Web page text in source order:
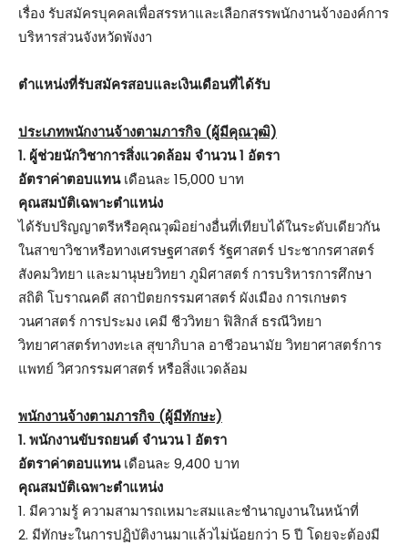
เรื่อง รับสมัครบุคคลเพื่อสรรหาและเลือกสรรพนักงานจ้างองค์การ
บริหารส่วนจังหวัดพังงา
ตําแหน่งที่รับสมัครสอบและเงินเดือนที่ได้รับ
ประเภทพนักงานจ้างตามภารกิจ (ผู้มีคุณวุฒิ)
1. ผู้ช่วยนักวิชาการสิ่งแวดล้อม จำนวน 1 อัตรา
อัตราค่าตอบแทนเดือนละ 15,000 บาท
คุณสมบัติเฉพาะตำแหน่ง
ได้รับปริญญาตรีหรือคุณวุฒิอย่างอื่นที่เทียบได้ในระดับเดียวกัน
ในสาขาวิชาหรือทางเศรษฐศาสตร์ รัฐศาสตร์ ประชากรศาสตร์
สังคมวิทยา และมานุษยวิทยา ภูมิศาสตร์ การบริหารการศึกษา
สถิติ โบราณคดี สถาปัตยกรรมศาสตร์ ผังเมือง การเกษตร
วนศาสตร์ การประมง เคมี ชีววิทยา ฟิสิกส์ ธรณีวิทยา
วิทยาศาสตร์ทางทะเล สุขาภิบาล อาชีวอนามัย วิทยาศาสตร์การ
แพทย์ วิศวกรรมศาสตร์ หรือสิ่งแวดล้อม
พนักงานจ้างตามภารกิจ (ผู้มีทักษะ)
1. พนักงานขับรถยนต์ จำนวน 1 อัตรา
อัตราค่าตอบแทนเดือนละ 9,400 บาท
คุณสมบัติเฉพาะตำแหน่ง
1. มีความรู้ ความสามารถเหมาะสมและชำนาญงานในหน้าที่
2. มีทักษะในการปฏิบัติงานมาแล้วไม่น้อยกว่า 5 ปี โดยจะต้องมี